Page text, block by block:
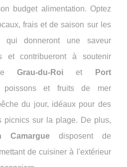
budget alimentation. Optez
frais et de saison sur les
donneront une saveur
et contribueront à soutenir
LeGrau-du-Roi et
Port
et fruits de mer
du jour, idéaux pour des
picnics sur la plage. De plus,
Camarguedisposent de
de cuisiner à l'extérieur